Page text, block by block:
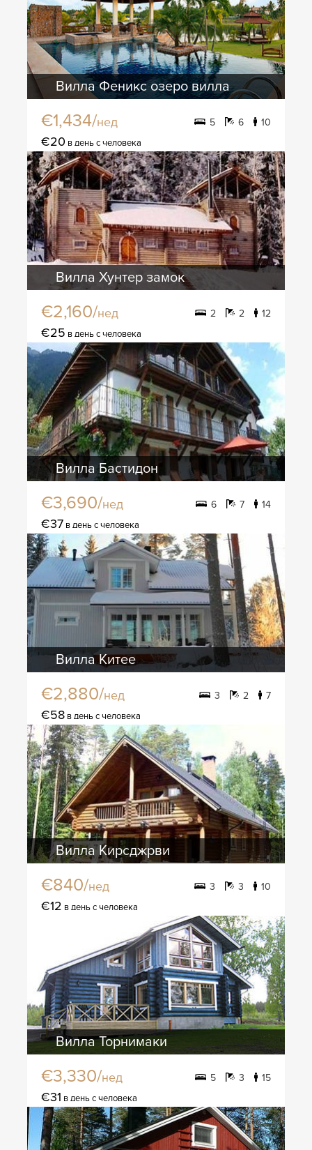
Вилла Феникс озеро вилла
€1,434/нед 5 6 10
€20 в день с человека
Вилла Хунтер замок
€2,160/нед 2 2 12
€25 в день с человека
Вилла Бастидон
€3,690/нед 6 7 14
€37 в день с человека
Вилла Китее
€2,880/нед 3 2 7
€58 в день с человека
Вилла Кирсджрви
€840/нед 3 3 10
€12 в день с человека
Вилла Торнимаки
€3,330/нед 5 3 15
€31 в день с человека